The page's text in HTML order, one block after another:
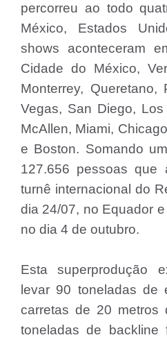
percorreu ao todo
México, Estados
shows aconteceram
Cidade do México,
Monterrey, Queretano,
Vegas, San Diego,
McAllen, Miami,
e Boston. Somando
127.656 pessoas
turnê internacional do
dia 24/07, no Equador
no dia 4 de outubro.
Esta superprodução
levar 90 toneladas de
carretas de 20 metros
toneladas de backline